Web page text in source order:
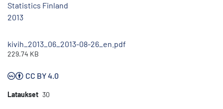
Statistics Finland
2013
kivih_2013_06_2013-08-26_en.pdf
229.74 KB
CC BY 4.0
Lataukset 30